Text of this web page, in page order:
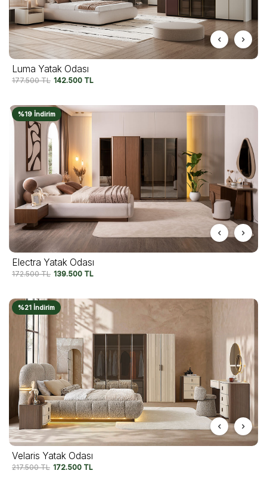
Luma Yatak Odası
177.500TL 142.500 TL
%19 İndirim
Electra Yatak Odası
172.500TL 139.500 TL
%21 İndirim
Velaris Yatak Odası
217.500TL 172.500 TL